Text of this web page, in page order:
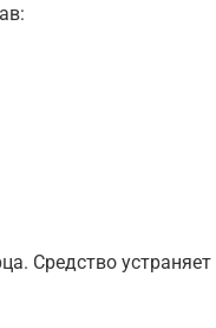
Средство устраняет